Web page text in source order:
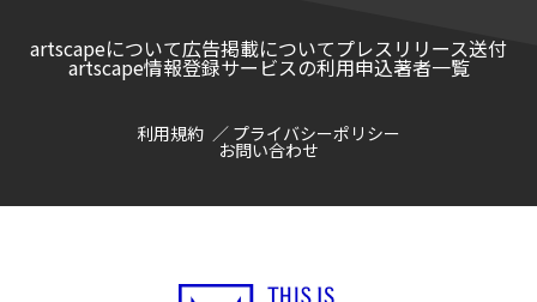
artscapeについて広告掲載についてプレスリリース送付
artscape情報登録サービスの利用申込著者一覧
利用規約 プライバシーポリシー
お問い合わせ